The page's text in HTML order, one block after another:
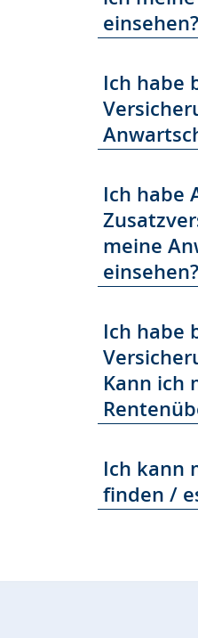
einsehen?
Ich habe
Ich habe
meine
einsehen?
Ich habe
Kann ich
Ich kann
finden /